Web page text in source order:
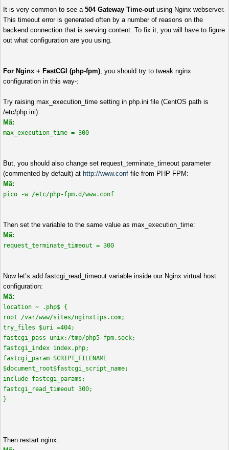
It is very common to see a 504 Gateway Time-outusing Nginx webserver.
This timeout error is generated often by a number of reasons on the
backend connection that is serving content. To fix it, you will have to figure
out what configuration are you using.
For Nginx + FastCGI (php-fpm), you should try to tweak nginx
configuration in this way-:
Try raising max_execution_time setting in php.ini file (CentOS path is
/etc/php.ini):
Mã:
max_execution_time = 300
But, you should also change set request_terminate_timeout parameter
(commented by default) at http://www.conf file from PHP-FPM:
Mã:
pico -w /etc/php-fpm.d/www.conf
Then set the variable to the same value as max_execution_time:
Mã:
request_terminate_timeout = 300
Now let’s add fastcgi_read_timeout variable inside our Nginx virtual host
configuration:
Mã:
location ~ .php$ {
root /var/www/sites/nginxtips.com;
try_files $uri =404;
fastcgi_pass unix:/tmp/php5-fpm.sock;
fastcgi_index index.php;
fastcgi_param SCRIPT_FILENAME
$document_root$fastcgi_script_name;
include fastcgi_params;
fastcgi_read_timeout 300;
}
Then restart nginx: